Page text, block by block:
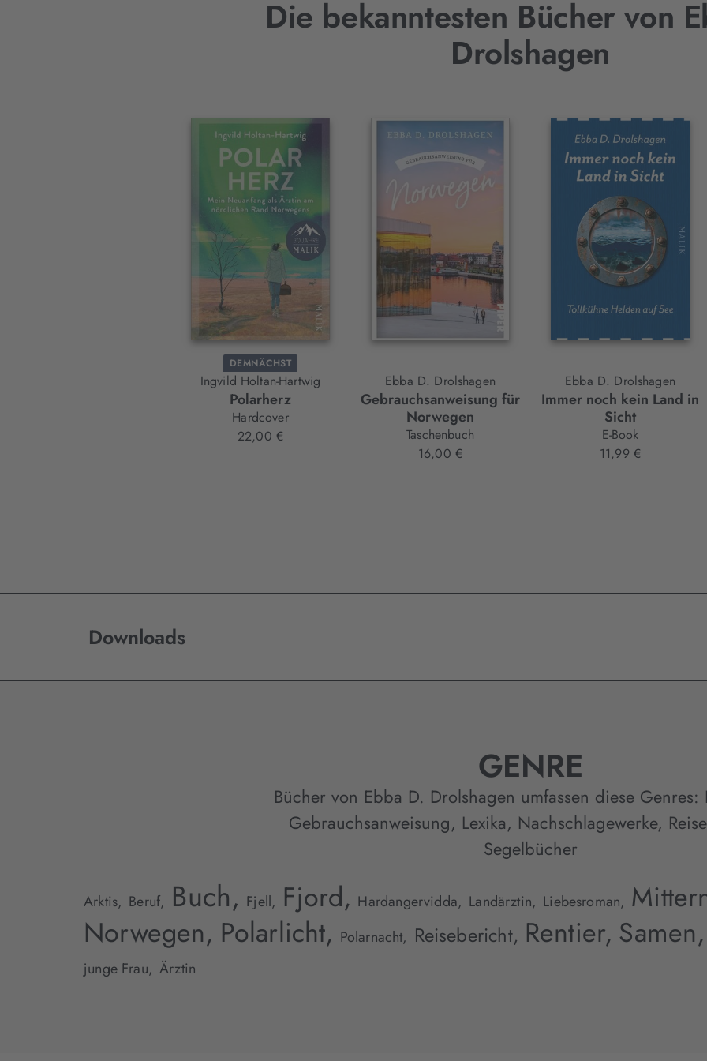
Die bekanntesten Bücher von
Drolshagen
Interaktives
DEMNÄCHST
Ingvild Holtan-Hartwig
Polarherz
Hardcover
22,00 €
Ebba D. Drolshagen
Gebrauchsanweisung für
Norwegen
Taschenbuch
16,00 €
Ebba D. Drolshagen
Immer noch kein Land in
Sicht
E-Book
11,99 €
Downloads
GENRE
Bücher von Ebba D. Drolshagen umfassen diese Genres:
Gebrauchsanweisung, Lexika, Nachschlagewerke,
Segelbücher
Arktis, Beruf, Buch, Fjell, Fjord, Hardangervidda, Landärztin, Liebesroman,
Norwegen, Polarlicht, Polarnacht, Reisebericht, Rentier, Samen,
junge Frau, Ärztin